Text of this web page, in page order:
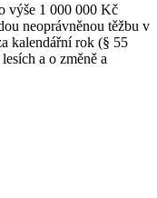
výše 1 000 000 Kč
neoprávněnou těžbu v
kalendářní rok (§ 55
a o změně a